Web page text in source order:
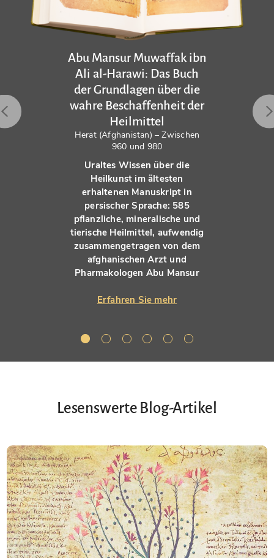
Abu Mansur Muwaffak ibn
Ali al-Harawi: Das Buch
der Grundlagen über die
wahre Beschaffenheit der
Heilmittel
Herat (Afghanistan) – Zwischen
960 und 980
Uraltes Wissen über die
Heilkunst im ältesten
erhaltenen Manuskript in
persischer Sprache: 585
pflanzliche, mineralische und
tierische Heilmittel, aufwendig
zusammengetragen von dem
afghanischen Arzt und
Pharmakologen Abu Mansur
Erfahren Sie mehr
Lesenswerte Blog-Artikel